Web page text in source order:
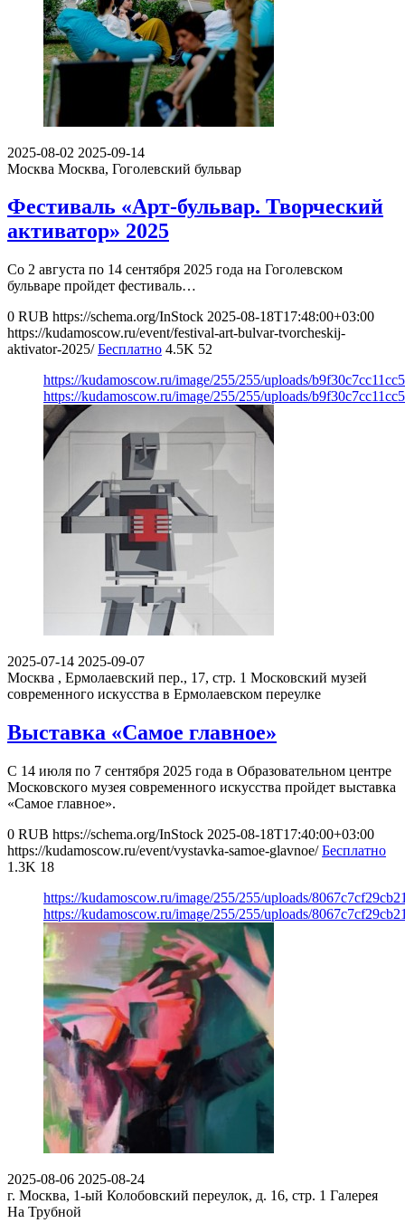
2025-08-02 2025-09-14
Москва Москва, Гоголевский бульвар
Фестиваль «Арт-бульвар. Творческий
активатор» 2025
Со 2 августа по 14 сентября 2025 года на Гоголевском
бульваре пройдет фестиваль…
0 RUB https://schema.org/InStock 2025-08-18T17:48:00+03:00
https://kudamoscow.ru/event/festival-art-bulvar-tvorcheskij-
aktivator-2025/ Бесплатно 4.5K 52
https://kudamoscow.ru/image/255/255/uploads/
https://kudamoscow.ru/image/255/255/uploads/
2025-07-14 2025-09-07
Москва , Ермолаевский пер., 17, стр. 1 Московский музей
современного искусства в Ермолаевском переулке
Выставка «Самое главное»
С 14 июля по 7 сентября 2025 года в Образовательном центре
Московского музея современного искусства пройдет выставка
«Самое главное».
0 RUB https://schema.org/InStock 2025-08-18T17:40:00+03:00
https://kudamoscow.ru/event/vystavka-samoe-glavnoe/ Бесплатно
1.3K 18
https://kudamoscow.ru/image/255/255/uploads/
https://kudamoscow.ru/image/255/255/uploads/
2025-08-06 2025-08-24
г. Москва, 1-ый Колобовский переулок, д. 16, стр. 1 Галерея
На Трубной